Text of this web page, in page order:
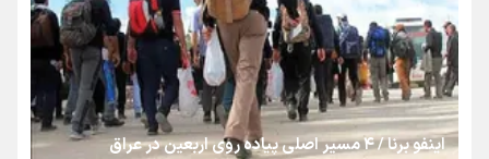
روایت ایران از کنار مردم
از طلوع خیابان‌ها تا غروب اشک
اینفو برنا / ۴ مسیر اصلی پیاده روی اربعین در عراق